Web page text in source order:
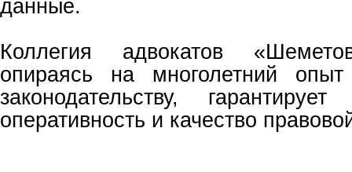
данные.
Коллегия адвокатов
опираясь на многолетний
законодательству,
оперативность и качество